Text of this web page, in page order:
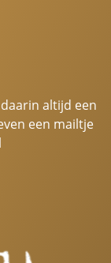
altijd een
een mailtje